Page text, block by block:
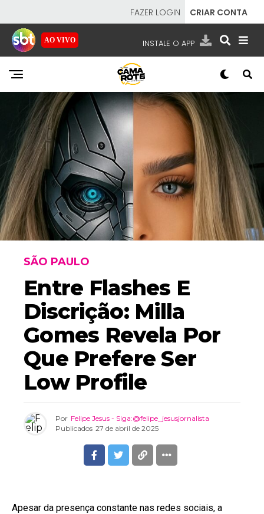
FAZER LOGIN CRIAR CONTA
AO VIVO INSTALE O APP
EMISSORAS
NOSSAS REDES APP TV SBT
SBT - SISTEMA BRASILEIRO DE TELEVISÃO
SÃO PAULO
Entre Flashes E
Discrição: Milla
Gomes Revela Por
Que Prefere Ser
Low Profile
Por Felipe Jesus - Siga:@felipe_jesusjornalista
Publicados 27 de abril de 2025
Apesar da presença constante nas redes sociais, a